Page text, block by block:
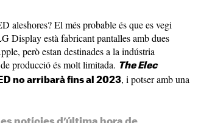
aleshores? El més probable és que es vegi
Display està fabricant pantalles amb dues
però estan destinades a la indústria
producció és molt limitada. The Elec
no arribarà fins al 2023, i potser amb una